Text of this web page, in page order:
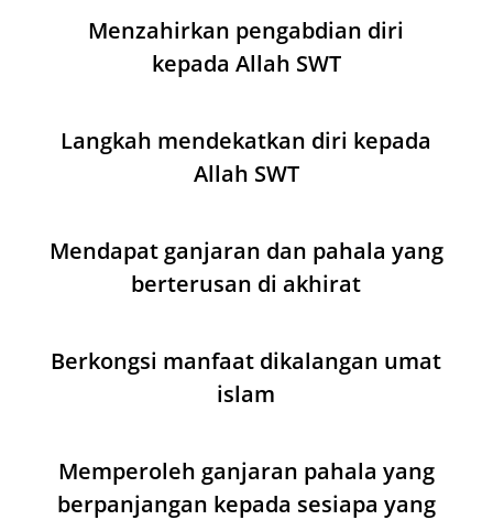
Menzahirkan pengabdian diri
kepada Allah SWT
Langkah mendekatkan diri kepada
Allah SWT
Mendapat ganjaran dan pahala yang
berterusan di akhirat
Berkongsi manfaat dikalangan umat
islam
Memperoleh ganjaran pahala yang
berpanjangan kepada sesiapa yang